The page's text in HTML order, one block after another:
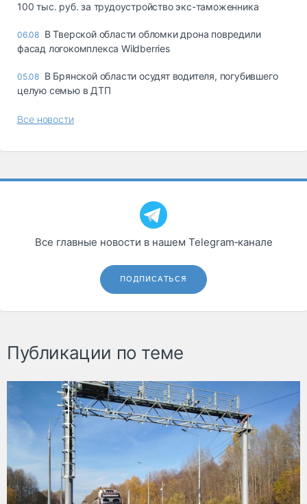
100 тыс. руб. за трудоустройство экс-таможенника
06.08 В Тверской области обломки дрона повредили
фасад логокомплекса Wildberries
05.08 В Брянской области осудят водителя, погубившего
целую семью в ДТП
Все новости
Все главные новости в нашем Telegram‑канале
ПОДПИСАТЬСЯ
Публикации по теме